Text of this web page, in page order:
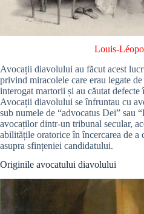
Louis-
Avocații diavolului au făcut acest
privind miracolele care erau legate
interogat martorii și au căutat
Avocații diavolului se înfruntau cu
sub numele de “advocatus Dei” sau
avocaților dintr-un tribunal secular,
abilitățile oratorice în încercarea de
asupra sfințeniei candidatului.
Originile avocatului diavolului